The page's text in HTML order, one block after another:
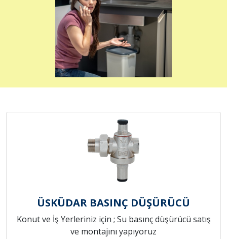
ÜSKÜDAR BASINÇ DÜŞÜRÜCÜ
Konut ve İş Yerleriniz için ; Su basınç düşürücü satış
ve montajını yapıyoruz